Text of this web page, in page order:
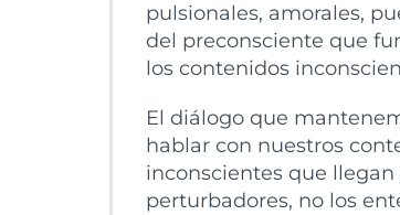
pulsionales, amorales,
del preconsciente que
los contenidos
El diálogo que
hablar con nuestros
inconscientes que
perturbadores, no los